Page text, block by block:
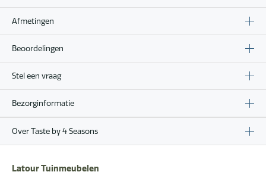
Afmetingen
Beoordelingen
Stel een vraag
Bezorginformatie
Over Taste by 4 Seasons
Latour Tuinmeubelen